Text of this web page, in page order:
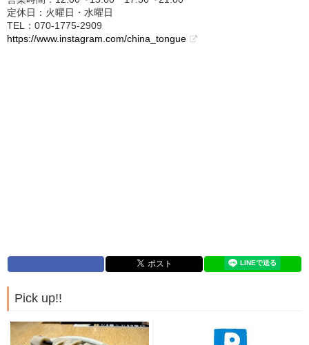
定休日：火曜日・水曜日
TEL：070-1775-2909
https://www.instagram.com/china_tongue
Pick up!!